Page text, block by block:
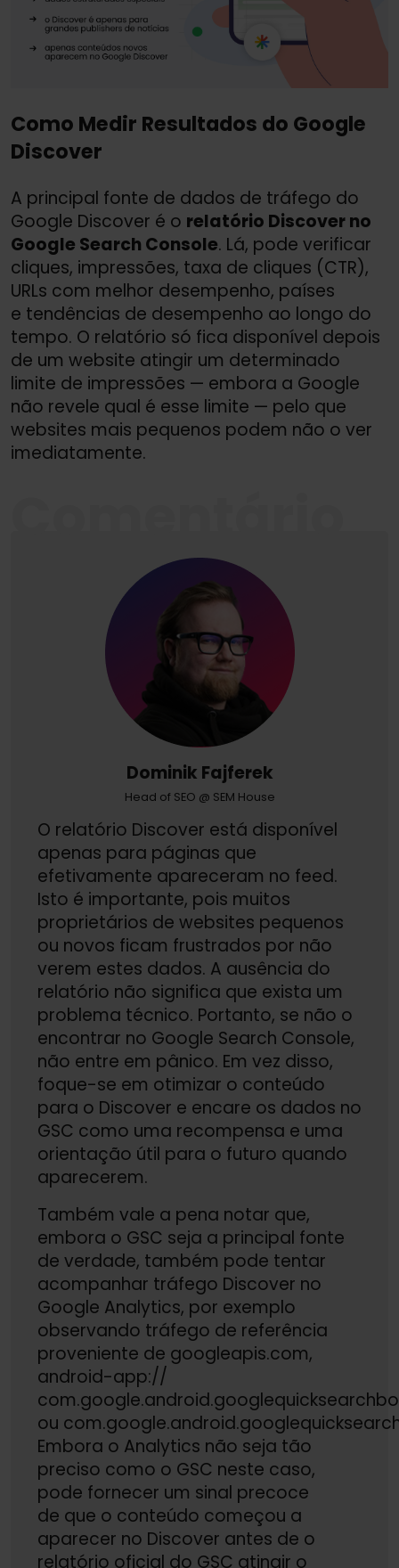
Como Medir Resultados do Google
Discover
A principal fonte de dados de tráfego do
Google Discover é o relatório Discover no
Google Search Console. Lá, pode verificar
cliques, impressões, taxa de cliques (CTR),
URLs com melhor desempenho, países
e tendências de desempenho ao longo do
tempo. O relatório só fica disponível depois
de um website atingir um determinado
limite de impressões — embora a Google
não revele qual é esse limite — pelo que
websites mais pequenos podem não o ver
imediatamente.
Dominik Fajferek
Head of SEO @ SEM House
O relatório Discover está disponível
apenas para páginas que
efetivamente apareceram no feed.
Isto é importante, pois muitos
proprietários de websites pequenos
ou novos ficam frustrados por não
verem estes dados. A ausência do
relatório não significa que exista um
problema técnico. Portanto, se não o
encontrar no Google Search Console,
não entre em pânico. Em vez disso,
foque-se em otimizar o conteúdo
para o Discover e encare os dados no
GSC como uma recompensa e uma
orientação útil para o futuro quando
aparecerem.
Também vale a pena notar que,
embora o GSC seja a principal fonte
de verdade, também pode tentar
acompanhar tráfego Discover no
Google Analytics, por exemplo
observando tráfego de referência
proveniente de googleapis.com,
android-app://
ou
Embora o Analytics não seja tão
preciso como o GSC neste caso,
pode fornecer um sinal precoce
de que o conteúdo começou a
aparecer no Discover antes de o
relatório oficial do GSC atingir o